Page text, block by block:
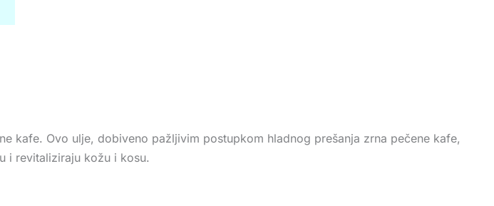
kafe. Ovo ulje, dobiveno pažljivim postupkom hladnog prešanja zrna pečene kafe,
i revitaliziraju kožu i kosu.